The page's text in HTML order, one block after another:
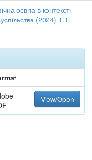
освіта в контексті
(2024) Т.1.
View/Open